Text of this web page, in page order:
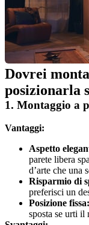
Dovrei
posizionarla
1. Montaggio a
Vantaggi:
Aspetto
parete libera
d’arte che una
Risparmio di
preferisci un
Posizione fissa:
sposta se urti il